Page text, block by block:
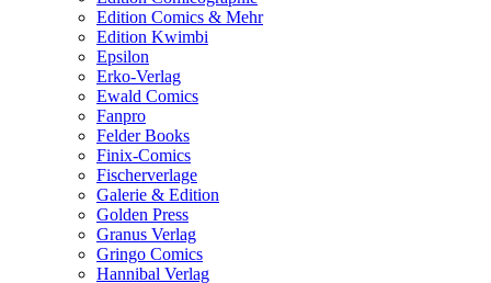
Edition Comics & Mehr
Edition Kwimbi
Epsilon
Erko-Verlag
Ewald Comics
Fanpro
Felder Books
Finix-Comics
Fischerverlage
Galerie & Edition
Golden Press
Granus Verlag
Gringo Comics
Hannibal Verlag